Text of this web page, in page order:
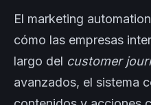
El marketing
cómo las empresas
largo del customer
avanzados, el sistema